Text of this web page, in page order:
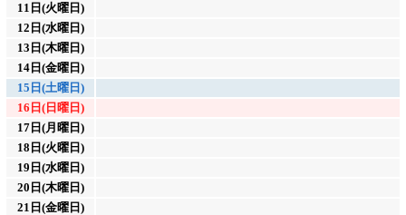
11日(火曜日)
12日(水曜日)
13日(木曜日)
14日(金曜日)
15日(土曜日)
16日(日曜日)
17日(月曜日)
18日(火曜日)
19日(水曜日)
20日(木曜日)
21日(金曜日)